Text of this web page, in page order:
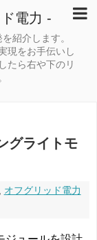
電力 -
紹介します。
現をお手伝いし
たら右や下のリ
グライトモ
オフグリッド電力